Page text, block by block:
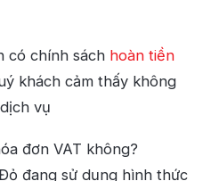
có chính sách hoàn tiền
khách cảm thấy không
vụ
đơn VAT không?
đang sử dụng hình thức